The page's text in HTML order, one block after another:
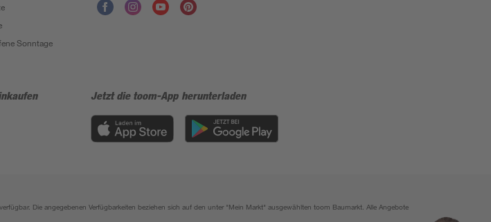
Sonntage
Jetzt die toom-App herunterladen
Die angegebenen Verfügbarkeiten beziehen sich auf den unter "Mein Markt" ausgewählten toom Baumarkt. Alle Angebote